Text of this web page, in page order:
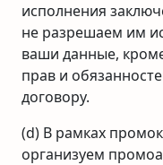
исполнения
не разрешаем им
ваши данные,
прав и
договору.
(d) В рамках
организуем